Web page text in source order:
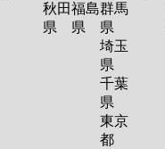
秋田
県
福島
県
群馬
県
埼玉
県
千葉
県
東京
都